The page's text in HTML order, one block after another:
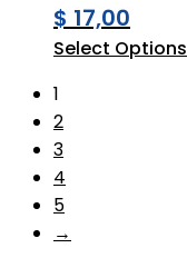
$ 17,00
Select Options
1
2
3
4
5
→